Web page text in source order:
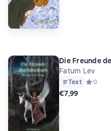
Die Freunde
Fatum Lev
Text 0
€7,99